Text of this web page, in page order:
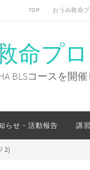
TOP おうみ救命
命プ
BLSコースを開
らせ・活動報告 講
2)